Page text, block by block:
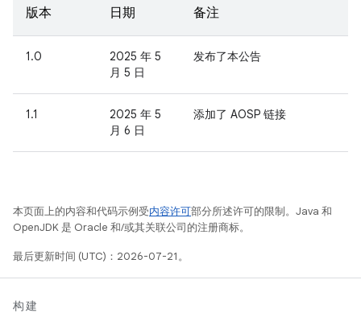
版本 日期 备注
1.0
2025 年 5
月 5 日
发布了本公告
1.1
2025 年 5
月 6 日
添加了 AOSP 链接
本页面上的内容和代码示例受内容许可部分所述许可的限制。Java 和
OpenJDK 是 Oracle 和/或其关联公司的注册商标。
最后更新时间 (UTC)：2026-07-21。
构建